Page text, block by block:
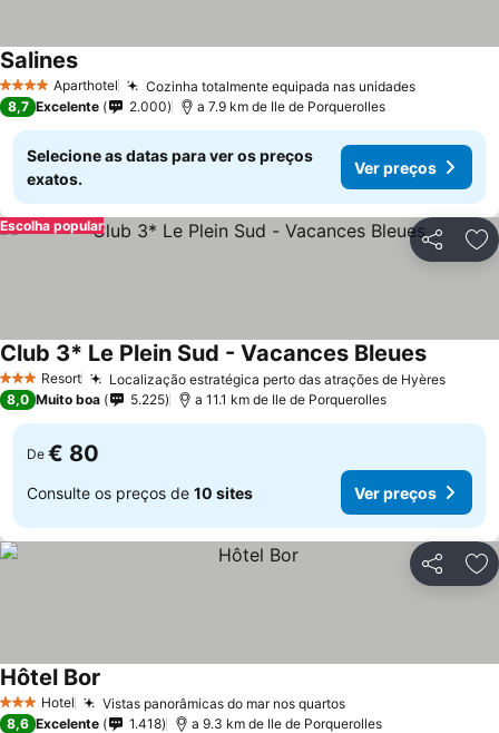
4 EstrelasAparthotel Cozinha totalmente equipada nas unidades
Salines
8,7 Excelente 2.000 a 7.9 km de Ile de Porquerolles
Selecione as datas para ver os preços
exatos.
Ver preços
Partilhar
Escolha popular
3 EstrelasResort Localização estratégica perto das atrações de Hyères
Club 3* Le Plein Sud - Vacances Bleues
8,0 Muito boa 5.225 a 11.1 km de Ile de Porquerolles
De € 80
Consulte os preços de 10 sites Ver preços
Partilhar
3 EstrelasHotel Vistas panorâmicas do mar nos quartos
Hôtel Bor
8,6 Excelente 1.418 a 9.3 km de Ile de Porquerolles